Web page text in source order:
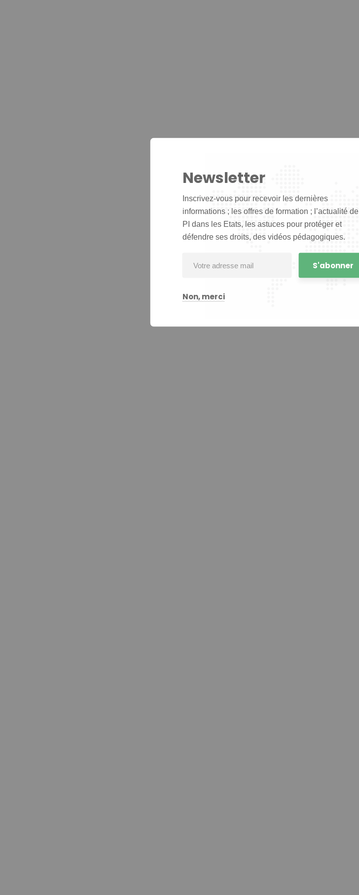
Newsletter
Inscrivez-vous pour recevoir les dernières
informations ; les offres de formation ; l’actualité de
PI dans les Etats, les astuces pour protéger et
défendre ses droits, des vidéos pédagogiques.
Non, merci